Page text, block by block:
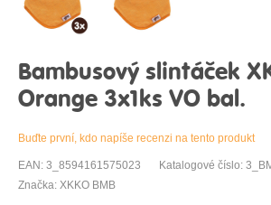
Bambusový slintáček
Orange 3x1ks VO bal.
Buďte první, kdo napíše recenzi na tento produkt
EAN: 3_8594161575023
Katalogové číslo:
Značka: XKKO BMB